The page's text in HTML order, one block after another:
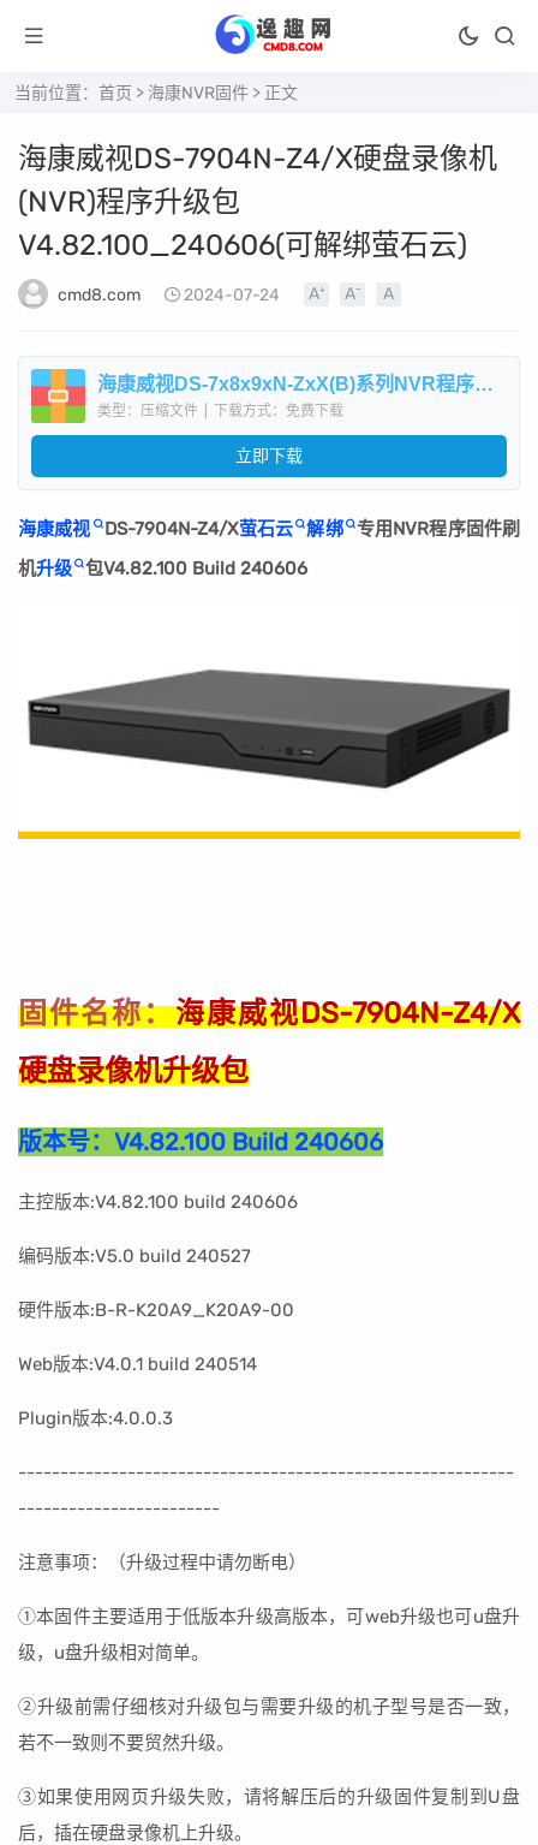
当前位置： 首页 > 海康NVR固件 > 正文
海康威视DS-7904N-Z4/X硬盘录像机
(NVR)程序升级包
V4.82.100_240606(可解绑萤石云)
cmd8.com 2024-07-24
海康威视DS-7x8x9xN-ZxX(B)系列NVR程序升级包V4.82.100_240606(可解萤石云).zip
类型：压缩文件 下载方式：免费下载
立即下载
海康威视 DS-7904N-Z4/X萤石云 解绑
专用NVR程序固件刷
机升级 包V4.82.100 Build 240606
固件名称：海康威视DS-7904N-Z4/X
硬盘录像机升级包
版本号： V4.82.100 Build 240606
主控版本:V4.82.100 build 240606
编码版本:V5.0 build 240527
硬件版本:B-R-K20A9_K20A9-00
Web版本:V4.0.1 build 240514
Plugin版本:4.0.0.3
-----------------------------------------------------------
------------------------
注意事项：（升级过程中请勿断电）
①本固件主要适用于低版本升级高版本，可web升级也可u盘升
级，u盘升级相对简单。
②升级前需仔细核对升级包与需要升级的机子型号是否一致，
若不一致则不要贸然升级。
③如果使用网页升级失败，请将解压后的升级固件复制到U盘
后，插在硬盘录像机上升级。